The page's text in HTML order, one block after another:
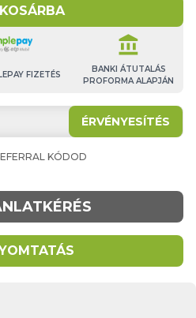
KOSÁRBA
FIZETÉS
account_balance
BANKI ÁTUTALÁS
PROFORMA ALAPJÁN
ÉRVÉNYESÍTÉS
KÓDOD